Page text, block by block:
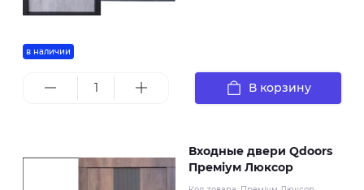
в наличии
В корзину
Входные двери Qdoors
Преміум Люксор